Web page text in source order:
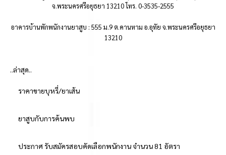
จ.พระนครศรีอยุธยา 13210 โทร. 0-3535-2555
อาคารบ้านพักพนักงานยาสูบ : 555 ม.9 ต.คานหาม อ.อุทัย จ.พระนครศรีอยุธยา
13210
..ล่าสุด..
ราคาขายบุหรี่/ยาเส้น
ยาสูบกับการค้นพบ
ประกาศ รับสมัครสอบคัดเลือกพนักงาน จำนวน 81 อัตรา